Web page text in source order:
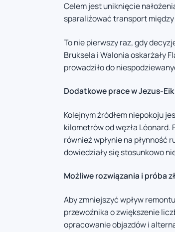
Celem jest uniknięcie
sparaliżować transport
To nie pierwszy raz, gdy
Bruksela i Walonia oskarżały
prowadziło do
Dodatkowe prace w Jezus-
Kolejnym źródłem niepokoju
kilometrów od węzła
również wpłynie na płynność
dowiedziały się stosunkowo
Możliwe rozwiązania i próba
Aby zmniejszyć wpływ
przewoźnika o zwiększenie
opracowanie objazdów i